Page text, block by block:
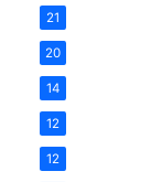
21
20
14
12
12